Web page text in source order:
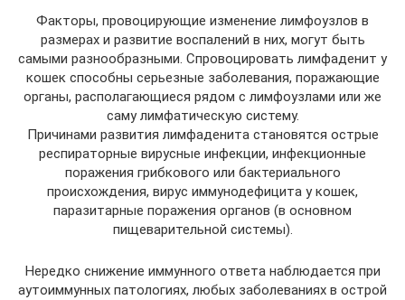
Факторы, провоцирующие изменение лимфоузлов в
размерах и развитие воспалений в них, могут быть
самыми разнообразными. Спровоцировать лимфаденит у
кошек способны серьезные заболевания, поражающие
органы, располагающиеся рядом с лимфоузлами или же
саму лимфатическую систему.
Причинами развития лимфаденита становятся острые
респираторные вирусные инфекции, инфекционные
поражения грибкового или бактериального
происхождения, вирус иммунодефицита у кошек,
паразитарные поражения органов (в основном
пищеварительной системы).
Нередко снижение иммунного ответа наблюдается при
аутоиммунных патологиях, любых заболеваниях в острой